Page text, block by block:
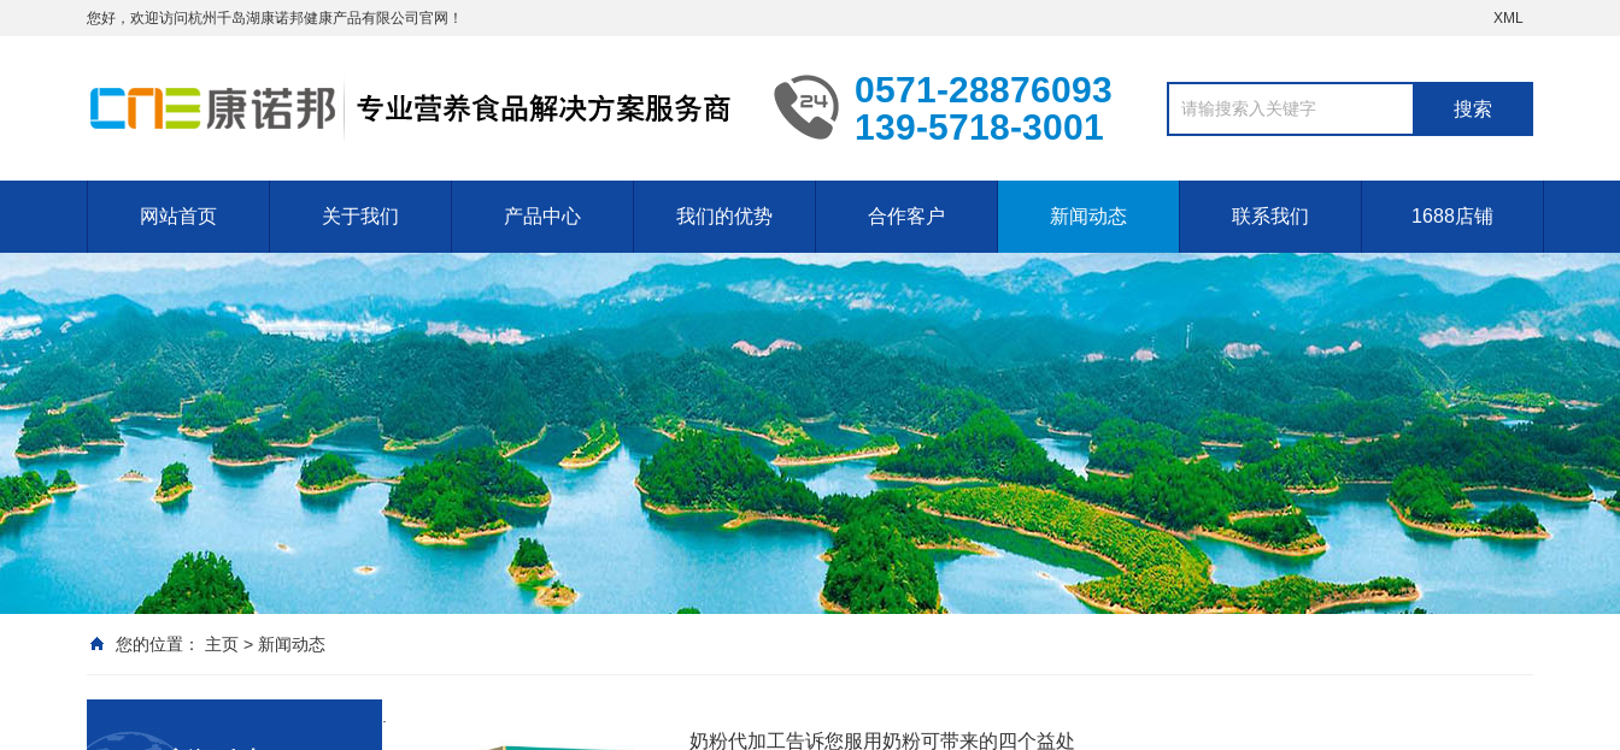
您好，欢迎访问杭州千岛湖康诺邦健康产品有限公司官网！ XML
0571-28876093
139-5718-3001
网站首页 关于我们 产品中心 我们的优势 合作客户 新闻动态 联系我们 1688店铺
您的位置： 主页 > 新闻动态
奶粉代加工告诉您服用奶粉可带来的四个益处